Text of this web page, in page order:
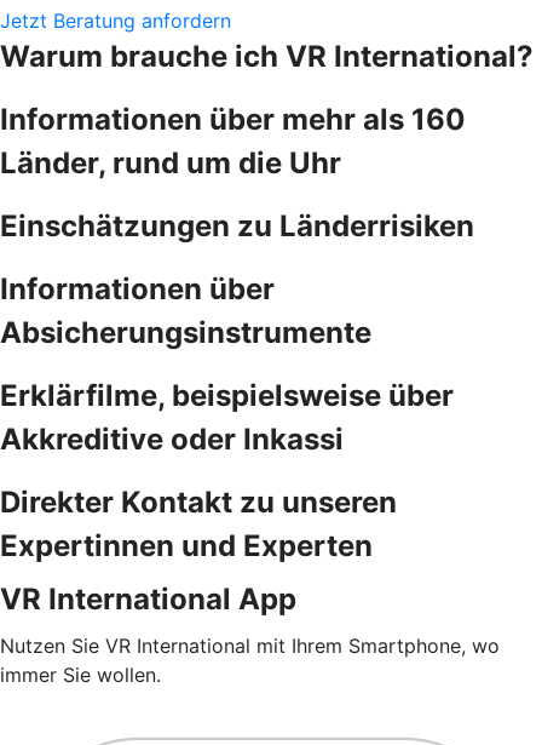
Jetzt Beratung anfordern
Warum brauche ich VR International?
Informationen über mehr als 160
Länder, rund um die Uhr
Einschätzungen zu Länderrisiken
Informationen über
Absicherungsinstrumente
Erklärfilme, beispielsweise über
Akkreditive oder Inkassi
Direkter Kontakt zu unseren
Expertinnen und Experten
VR International App
Nutzen Sie VR International mit Ihrem Smartphone, wo
immer Sie wollen.